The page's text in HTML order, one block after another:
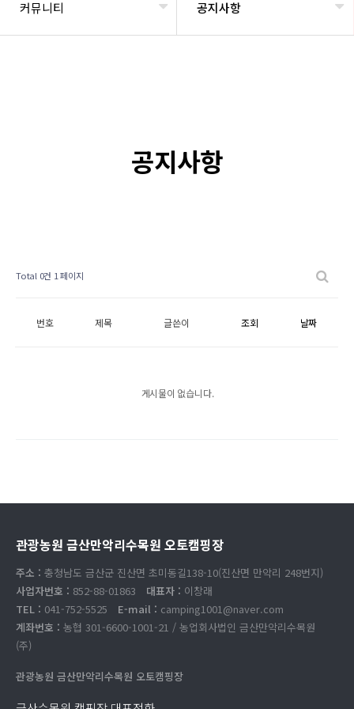
커뮤니티 공지사항
공지사항
Total 0건 1 페이지
번호 제목 글쓴이 조회 날짜
게시물이 없습니다.
관광농원 금산만악리수목원 오토캠핑장
주소 : 충청남도 금산군 진산면 초미동길138-10(진산면 만악리 248번지)
사업자번호 : 852-88-01863 대표자 : 이창래
TEL : 041-752-5525 E-mail : camping1001@naver.com
계좌번호 : 농협 301-6600-1001-21 / 농업회사법인 금산만악리수목원
(주)
관광농원 금산만악리수목원 오토캠핑장